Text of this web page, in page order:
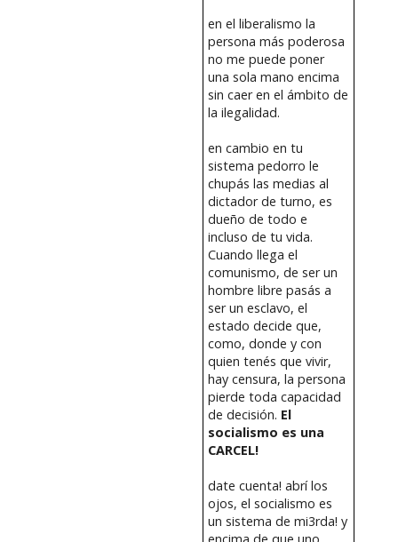
en el liberalismo la
persona más poderosa
no me puede poner
una sola mano encima
sin caer en el ámbito de
la ilegalidad.
en cambio en tu
sistema pedorro le
chupás las medias al
dictador de turno, es
dueño de todo e
incluso de tu vida.
Cuando llega el
comunismo, de ser un
hombre libre pasás a
ser un esclavo, el
estado decide que,
como, donde y con
quien tenés que vivir,
hay censura, la persona
pierde toda capacidad
de decisión. El
socialismo es una
CARCEL!
date cuenta! abrí los
ojos, el socialismo es
un sistema de mi3rda! y